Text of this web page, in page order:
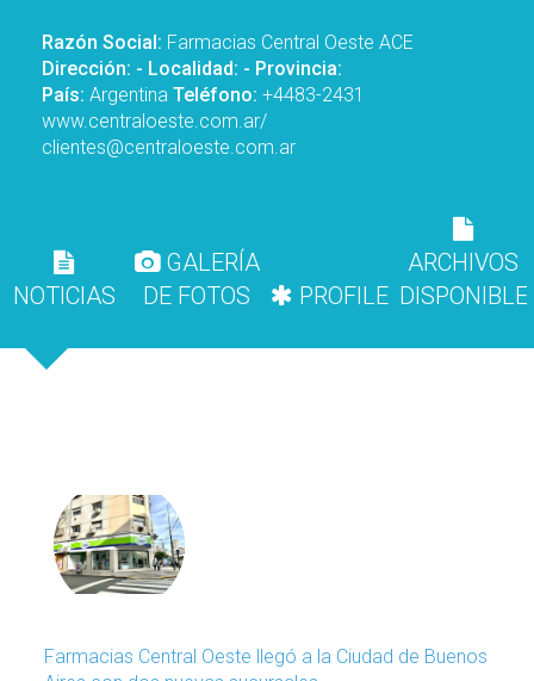
Razón Social: Farmacias Central Oeste ACE
Dirección: - Localidad: - Provincia:
País:Argentina Teléfono:+4483-2431
www.centraloeste.com.ar/
clientes@centraloeste.com.ar
NOTICIAS
GALERÍA
DE FOTOS
PROFILE
ARCHIVOS
Farmacias Central Oeste llegó a la Ciudad de Buenos